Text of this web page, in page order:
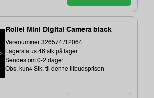
Rollei Mini Digital Camera black
Varenummer:326574 /12064
Lagerstatus:46 stk på lager.
Sendes om:0-2 dager
Obs, kun4 Stk. til denne tilbudsprisen